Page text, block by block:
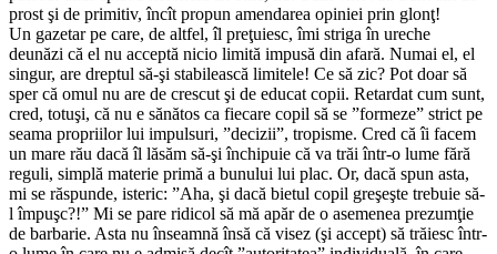
prost şi de primitiv, încît propun amendarea opiniei prin glonţ!
Un gazetar pe care, de altfel, îl preţuiesc, îmi striga în ureche
deunăzi că el nu acceptă nicio limită impusă din afară. Numai el, el
singur, are dreptul să-şi stabilească limitele! Ce să zic? Pot doar să
sper că omul nu are de crescut şi de educat copii. Retardat cum sunt,
cred, totuşi, că nu e sănătos ca fiecare copil să se ”formeze” strict pe
seama propriilor lui impulsuri, ”decizii”, tropisme. Cred că îi facem
un mare rău dacă îl lăsăm să-şi închipuie că va trăi într-o lume fără
reguli, simplă materie primă a bunului lui plac. Or, dacă spun asta,
mi se răspunde, isteric: ”Aha, şi dacă bietul copil greşeşte trebuie să-
l împuşc?!” Mi se pare ridicol să mă apăr de o asemenea prezumţie
de barbarie. Asta nu înseamnă însă că visez (şi accept) să trăiesc într-